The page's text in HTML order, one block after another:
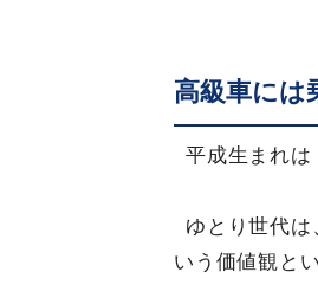
高級車に
平成生まれは
ゆとり世代
いう価値観と